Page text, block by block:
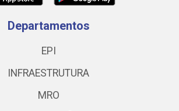
Departamentos
EPI
INFRAESTRUTURA
MRO